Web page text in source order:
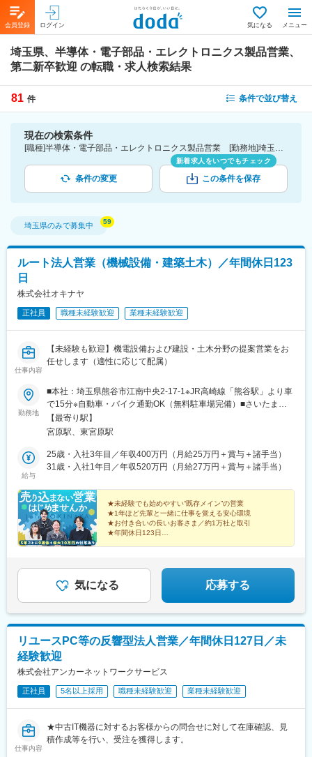
会員登録 ログイン 気になる メニュー
埼玉県、半導体・電子部品・エレクトロニクス製品営業、
第二新卒歓迎 の転職・求人検索結果
81 件 条件で並び替え
現在の検索条件
[職種]半導体・電子部品・エレクトロニクス製品営業 [勤務地]埼玉県 [詳細条件](募集・採用情報)第二新卒歓迎
条件の変更
新着求人をいつでもチェック
この条件を保存
埼玉県のみで募集中
ルート法人営業（機械設備・建築土木）／年間休日123
日
株式会社オキナヤ
正社員 職種未経験歓迎 業種未経験歓迎
仕事内容
【未経験も歓迎】機電設備および建設・土木分野の提案営業をお
任せします（適性に応じて配属）
勤務地
■本社：埼玉県熊谷市江南中央2-17-1※JR高崎線「熊谷駅」より車
で15分※自動車・バイク通勤OK（無料駐車場完備）■さいたま支
店：埼玉県さいたま市北区宮原町4-27-1※JR高崎線「宮原駅」よ
り徒歩9分※ニューシャトル「東宮原駅」より徒歩10分※さいたま
（喫煙所あり）◎直行直帰も可能（上長承認が必要）
【最寄り駅】
宮原駅、東宮原駅
給与
25歳・入社3年目／年収400万円（月給25万円＋賞与＋諸手当）
31歳・入社1年目／年収520万円（月給27万円＋賞与＋諸手当）
★未経験でも始めやすい“既存メイン”の営業
★1年ほど先輩と一緒に仕事を覚える安心環境
★お付き合いの長いお客さま／約1万社と取引
★年間休日123日
気になる 応募する
リユースPC等の反響型法人営業／年間休日127日／未
経験歓迎
株式会社アンカーネットワークサービス
正社員 5名以上採用 職種未経験歓迎 業種未経験歓迎
仕事内容
★中古IT機器に対するお客様からの問合せに対して在庫確認、見
積作成等を行い、受注を獲得します。